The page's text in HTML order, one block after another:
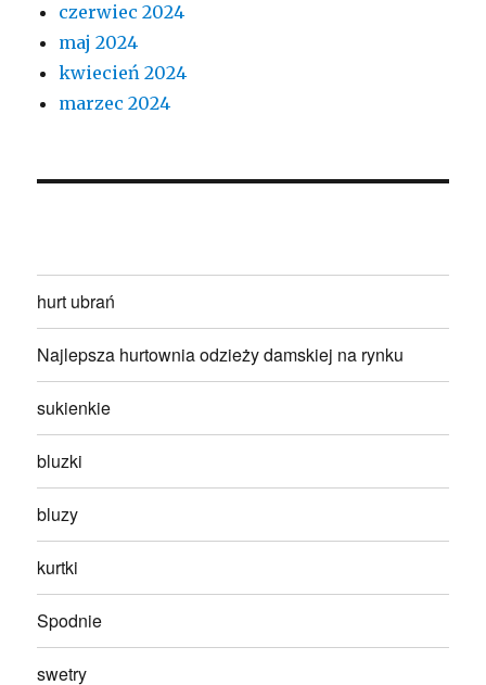
czerwiec 2024
maj 2024
kwiecień 2024
marzec 2024
hurt ubrań
Najlepsza hurtownia odzieży damskiej na rynku
sukienkie
bluzki
bluzy
kurtki
Spodnie
swetry